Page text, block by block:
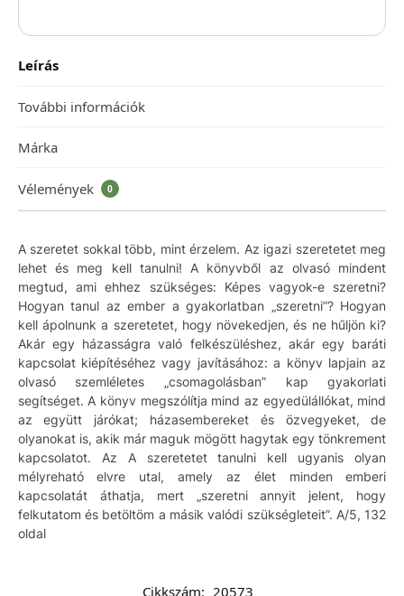
Leírás
További információk
Márka
Vélemények 0
A szeretet sokkal több, mint érzelem. Az igazi szeretetet meg
lehet és meg kell tanulni! A könyvből az olvasó mindent
megtud, ami ehhez szükséges: Képes vagyok-e szeretni?
Hogyan tanul az ember a gyakorlatban „szeretni”? Hogyan
kell ápolnunk a szeretetet, hogy növekedjen, és ne hűljön ki?
Akár egy házasságra való felkészüléshez, akár egy baráti
kapcsolat kiépítéséhez vagy javításához: a könyv lapjain az
olvasó szemléletes „csomagolásban” kap gyakorlati
segítséget. A könyv megszólítja mind az egyedülállókat, mind
az együtt járókat; házasembereket és özvegyeket, de
olyanokat is, akik már maguk mögött hagytak egy tönkrement
kapcsolatot. Az A szeretetet tanulni kell ugyanis olyan
mélyreható elvre utal, amely az élet minden emberi
kapcsolatát áthatja, mert „szeretni annyit jelent, hogy
felkutatom és betöltöm a másik valódi szükségleteit”. A/5, 132
oldal
Cikkszám: 20573